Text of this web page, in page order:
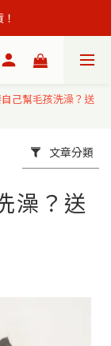
己幫毛孩洗澡？送
文章分類
澡？送